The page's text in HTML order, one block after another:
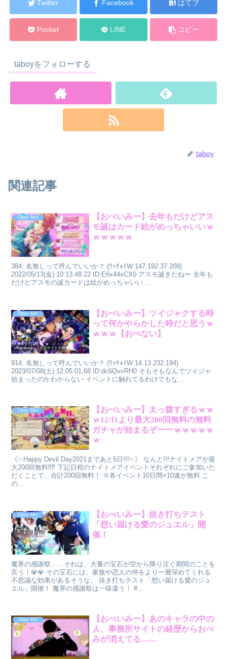
Twitter Facebook はてブ
Pocket LINE コピー
taboyをフォローする
taboy
関連記事
Obey Me!
【おべいみー】去年もだけどアス
モ誕はカード絵がめっちゃいいｗ
ｗｗｗｗｗ
384: 名無しって呼んでいいか？ (ﾜｯﾁｮｲW 147.192.37.208)
2022/05/13(金) 10:13:48.22 ID:E6x44xCX0 アスモ誕きたね〜 去年も
だけどアスモの誕カードは絵がめっちゃいい ...
Obey Me!
【おべいみー】ツイジャクする時
って何かやらかした時だと思うｗ
ｗｗｗ【おべない】
914: 名無しって呼んでいいか？ (ﾜｯﾁｮｲW 14.13.232.194)
2023/07/08(土) 12:05:01.68 ID:dc6QvvRH0 そもそもなんでツイジャ
始まったのかわからない イベントに触れてるわけでもな...
Obey Me!
【おべいみー】太っ腹すぎるｗｗ
ｗ12/11より最大200回無料の無料
ガチャが始まるぞーーｗｗｗｗｗ
ｗ
《✨Happy Devil Day2021まであと6日!!!✨》 なんと!!!ナイトメアが最
大200回無料⁉⁉ 下記日程のナイトメアイベントそれぞれにご参加いた
だくことで、合計200回無料！ ※各イベント10日間×10連が無料 こ
の...
Obey Me!
【おべいみー】抜き打ちテスト
「想い届ける愛のジュエル」開
催！
魔界の感謝祭……それは、大量の宝石が空から降り注ぐ期間のことを
言う！💎💎 その宝石には、家族や恋人の仲をより一層深めてくれる
不思議な効果があるそうな。 抜き打ちテスト「想い届ける愛のジュ
エル」開催！ 魔界の感謝祭は一味違う！ #...
Obey Me!
【おべいみー】あのキャラの中の
人、事務所サイトの経歴からおべ
みが消えてる……